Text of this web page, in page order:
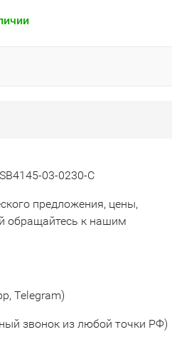
03-0230-C
предложения, цены,
обращайтесь к нашим
Telegram)
звонок из любой точки РФ)